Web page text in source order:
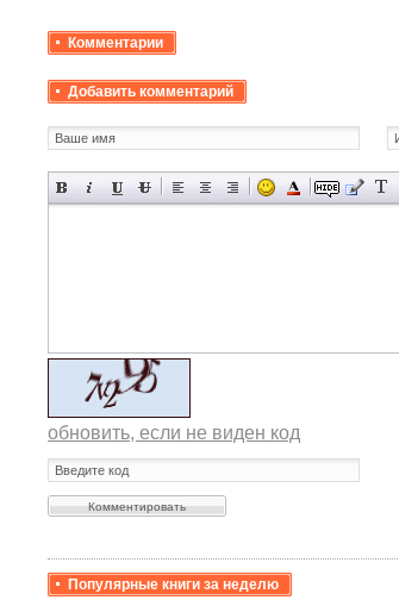
Комментарии
Добавить комментарий
обновить, если не виден код
Популярные книги за неделю